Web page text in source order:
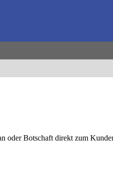
oder Botschaft direkt zum